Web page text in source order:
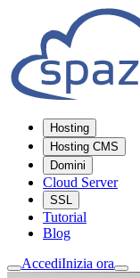
Hosting
Hosting CMS
Domini
Cloud Server
SSL
Tutorial
Blog
AccediInizia ora